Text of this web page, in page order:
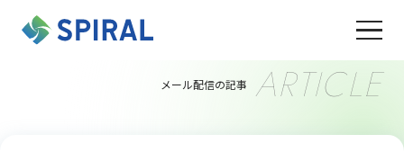
メール配信の記事 ARTICLE